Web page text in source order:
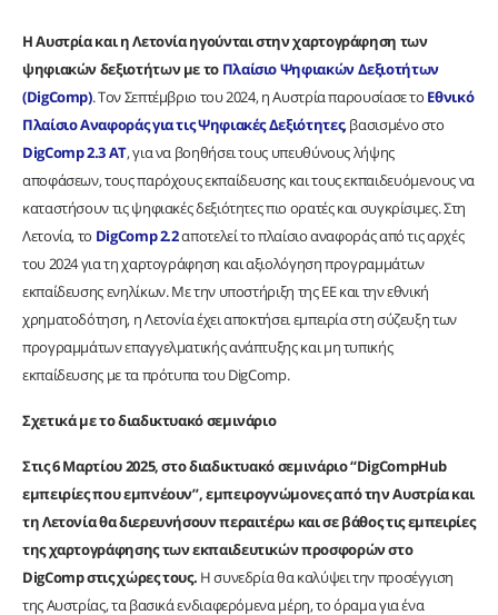
Η Αυστρία και η Λετονία ηγούνται στην χαρτογράφηση των
ψηφιακών δεξιοτήτων με το Πλαίσιο Ψηφιακών Δεξιοτήτων
(DigComp). Τον Σεπτέμβριο του 2024, η Αυστρία παρουσίασε το Εθνικό
Πλαίσιο Αναφοράς για τις Ψηφιακές Δεξιότητες, βασισμένο στο
DigComp 2.3 AT, για να βοηθήσει τους υπευθύνους λήψης
αποφάσεων, τους παρόχους εκπαίδευσης και τους εκπαιδευόμενους να
καταστήσουν τις ψηφιακές δεξιότητες πιο ορατές και συγκρίσιμες. Στη
Λετονία, το DigComp 2.2αποτελεί το πλαίσιο αναφοράς από τις αρχές
του 2024 για τη χαρτογράφηση και αξιολόγηση προγραμμάτων
εκπαίδευσης ενηλίκων. Με την υποστήριξη της ΕΕ και την εθνική
χρηματοδότηση, η Λετονία έχει αποκτήσει εμπειρία στη σύζευξη των
προγραμμάτων επαγγελματικής ανάπτυξης και μη τυπικής
εκπαίδευσης με τα πρότυπα του DigComp.
Σχετικά με το διαδικτυακό σεμινάριο
Στις 6 Μαρτίου 2025, στο διαδικτυακό σεμινάριο “DigCompHub
εμπειρίες που εμπνέουν”, εμπειρογνώμονες από την Αυστρία και
τη Λετονία θα διερευνήσουν περαιτέρω και σε βάθος τις εμπειρίες
της χαρτογράφησης των εκπαιδευτικών προσφορών στο
DigComp στις χώρες τους. Η συνεδρία θα καλύψει την προσέγγιση
της Αυστρίας, τα βασικά ενδιαφερόμενα μέρη, το όραμα για ένα